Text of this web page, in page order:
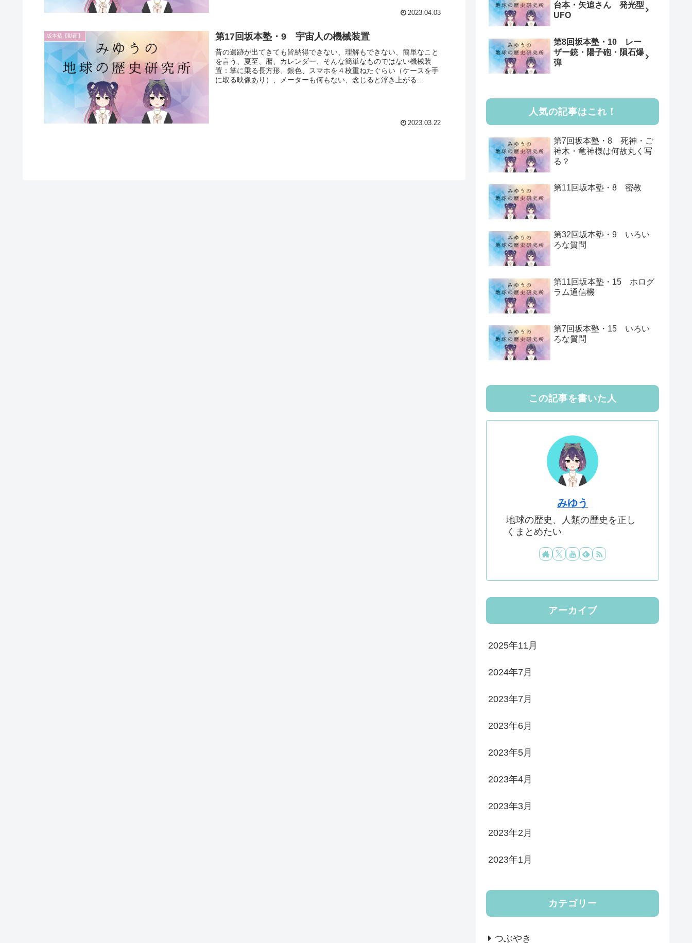
2023.04.03
坂本塾【動画】 第17回坂本塾・9 宇宙人の機械装置
昔の遺跡が出てきても皆納得できない、理解もできない、簡単なこと
を言う、夏至、暦、カレンダー、そんな簡単なものではない機械装
置：掌に乗る長方形、銀色、スマホを４枚重ねたぐらい（ケースを手
に取る映像あり）、メーターも何もない、念じると浮き上がる...
2023.03.22
台本・矢追さん 発光型
UFO
第8回坂本塾・10 レー
ザー銃・陽子砲・隕石爆
弾
人気の記事はこれ！
第7回坂本塾・8 死神・ご
神木・竜神様は何故丸く写
る？
第11回坂本塾・8 密教
第32回坂本塾・9 いろい
ろな質問
第11回坂本塾・15 ホログ
ラム通信機
第7回坂本塾・15 いろい
ろな質問
この記事を書いた人
みゆう
地球の歴史、人類の歴史を正し
くまとめたい
アーカイブ
2025年11月
2024年7月
2023年7月
2023年6月
2023年5月
2023年4月
2023年3月
2023年2月
2023年1月
カテゴリー
つぶやき